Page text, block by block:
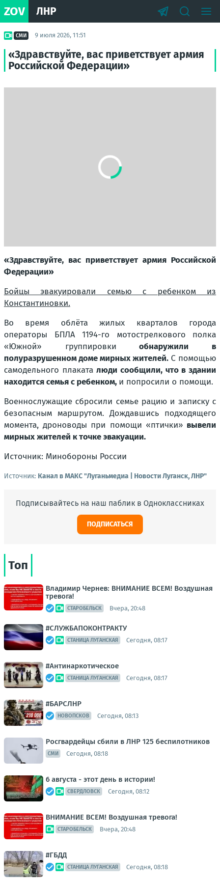
ZOV ЛНР
СМИ 9 июля 2026, 11:51
«Здравствуйте, вас приветствует армия
Российской Федерации»
«Здравствуйте, вас приветствует армия Российской
Федерации»
Бойцы эвакуировали семью с ребенком из
Константиновки.
Во время облёта жилых кварталов города
операторы БПЛА 1194-го мотострелкового полка
«Южной» группировки обнаружили в
полуразрушенном доме мирных жителей. С помощью
самодельного плакаталюди сообщили, что в здании
находится семья с ребенком, и попросили о помощи.
Военнослужащие сбросили семье рацию и записку с
безопасным маршрутом. Дождавшись подходящего
момента, дроноводы при помощи «птички» вывели
мирных жителей к точке эвакуации.
Источник: Минобороны России
Источник: Канал в МАКС "Луганьмедиа | Новости Луганск, ЛНР"
Подписывайтесь на наш паблик в Одноклассниках
ПОДПИСАТЬСЯ
Топ
Владимир Чернев: ВНИМАНИЕ ВСЕМ! Воздушная
тревога!
СТАРОБЕЛЬСК Вчера, 20:48
#СЛУЖБАПОКОНТРАКТУ
СТАНИЦА ЛУГАНСКАЯ Сегодня, 08:17
#Антинаркотическое
СТАНИЦА ЛУГАНСКАЯ Сегодня, 08:17
#БАРСЛНР
НОВОПСКОВ Сегодня, 08:13
Росгвардейцы сбили в ЛНР 125 беспилотников
СМИ Сегодня, 08:18
6 августа - этот день в истории!
СВЕРДЛОВСК Сегодня, 08:12
ВНИМАНИЕ ВСЕМ! Воздушная тревога!
СТАРОБЕЛЬСК Вчера, 20:48
#ГБДД
СТАНИЦА ЛУГАНСКАЯ Сегодня, 08:18